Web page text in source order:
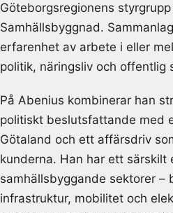
Göteborgsregionens
Samhällsbyggnad.
erfarenhet av arbete i eller
politik, näringsliv och offentlig
På Abenius kombinerar han
politiskt beslutsfattande med
Götaland och ett affärsdriv
kunderna. Han har ett särskilt
samhällsbyggande sektorer –
infrastruktur, mobilitet och